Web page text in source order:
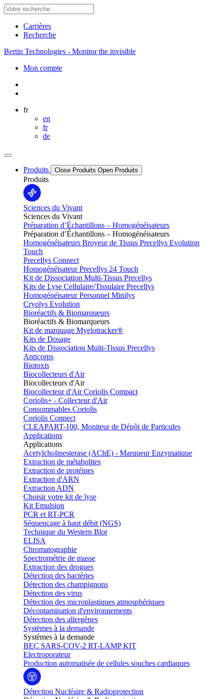
Carrières
Recherche
Bertin Technologies - Monitor the invisible
Mon compte
fr
en
fr
de
Produits Close Produits Open Produits
Produits
Sciences du Vivant
Sciences du Vivant
Préparation d’Échantillons – Homogénéisateurs
Préparation d’Échantillons – Homogénéisateurs
Homogénéisateurs Broyeur de Tissus Precellys Evolution
Touch
Precellys Connect
Homogénéisateur Precellys 24 Touch
Kit de Dissociation Multi-Tissus Precellys
Kits de Lyse Cellulaire/Tissulaire Precellys
Homogénéisateur Personnel Minilys
Cryolys Evolution
Bioréactifs & Biomarqueurs
Bioréactifs & Biomarqueurs
Kit de marquage Myelotracker®
Kits de Dosage
Kits de Dissociation Multi-Tissus Precellys
Anticorps
Biotoxis
Biocollecteurs d'Air
Biocollecteurs d'Air
Biocollecteur d'Air Coriolis Compact
Coriolis+ - Collecteur d'Air
Consommables Coriolis
Coriolis Connect
CLEAPART-100, Moniteur de Dépôt de Particules
Applications
Applications
Acetylcholinesterase (AChE) - Marqueur Enzymatique
Extraction de métabolites
Extraction de protéines
Extraction d'ARN
Extraction ADN
Choisir votre kit de lyse
Kit Emulsion
PCR et RT-PCR
Séquençage à haut débit (NGS)
Technique du Western Blot
ELISA
Chromatographie
Spectrométrie de masse
Extraction des drogues
Détection des bactéries
Détection des champignons
Détection des virus
Détection des microplastiques atmosphériques
Décontamination d'environnements
Détection des allergènes
Systèmes à la demande
Systèmes à la demande
BEC SARS-COV-2 RT-LAMP KIT
Electroporateur
Production automatisée de cellules souches cardiaques
Détection Nucléaire & Radioprotection